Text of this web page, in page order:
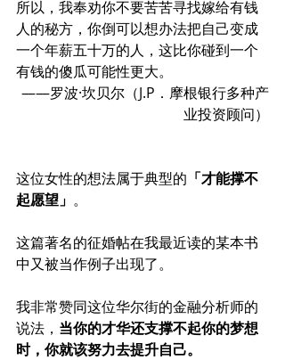
所以，我奉劝你不要苦苦寻找嫁给有钱
人的秘方，你倒可以想办法把自己变成
一个年薪五十万的人，这比你碰到一个
有钱的傻瓜可能性更大。
——罗波·坎贝尔（J.P．摩根银行多种产
业投资顾问）
这位女性的想法属于典型的 「才能撑不
起愿望」 。
这篇著名的征婚帖在我最近读的某本书
中又被当作例子出现了。
我非常赞同这位华尔街的金融分析师的
说法， 当你的才华还支撑不起你的梦想
时，你就该努力去提升自己。